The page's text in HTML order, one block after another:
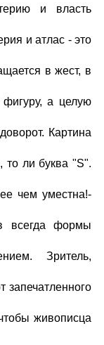
и власть
и атлас - это
в жест, в
а целую
Картина
то ли буква "S".
чем уместна!-
всегда формы
Зритель,
запечатленного
живописца